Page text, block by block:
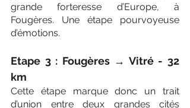
grande forteresse d’Europe, à
Fougères. Une étape pourvoyeuse
d’émotions.
Etape 3 : Fougères → Vitré - 32
km
Cette étape marque donc un trait
d’union entre deux grandes cités